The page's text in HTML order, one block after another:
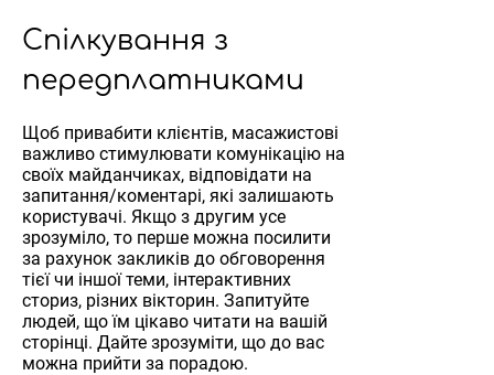
Спілкування з
передплатниками
Щоб привабити клієнтів, масажистові
важливо стимулювати комунікацію на
своїх майданчиках, відповідати на
запитання/коментарі, які залишають
користувачі. Якщо з другим усе
зрозуміло, то перше можна посилити
за рахунок закликів до обговорення
тієї чи іншої теми, інтерактивних
сториз, різних вікторин. Запитуйте
людей, що їм цікаво читати на вашій
сторінці. Дайте зрозуміти, що до вас
можна прийти за порадою.